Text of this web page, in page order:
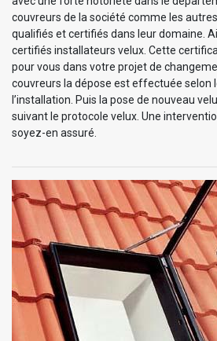
couvreurs de la société comme les
qualifiés et certifiés dans leur domaine.
certifiés installateurs velux. Cette
pour vous dans votre projet de
couvreurs la dépose est effectuée selon
l’installation. Puis la pose de nouveau
suivant le protocole velux. Une
soyez-en assuré.